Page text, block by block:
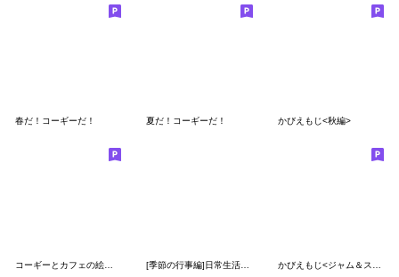
春だ！コーギーだ！ 夏だ！コーギーだ！ かびえもじ<秋編>